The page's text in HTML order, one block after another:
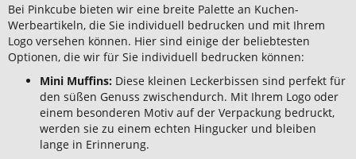
Bei Pinkcube bieten wir eine breite Palette an Kuchen-
Werbeartikeln, die Sie individuell bedrucken und mit Ihrem
Logo versehen können. Hier sind einige der beliebtesten
Optionen, die wir für Sie individuell bedrucken können:
Mini Muffins: Diese kleinen Leckerbissen sind perfekt für
den süßen Genuss zwischendurch. Mit Ihrem Logo oder
einem besonderen Motiv auf der Verpackung bedruckt,
werden sie zu einem echten Hingucker und bleiben
lange in Erinnerung.